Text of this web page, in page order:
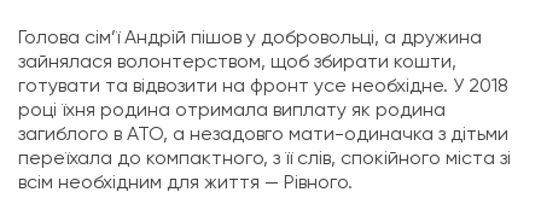
Голова сім’ї Андрій пішов у добровольці, а дружина
зайнялася волонтерством, щоб збирати кошти,
готувати та відвозити на фронт усе необхідне. У 2018
році їхня родина отримала виплату як родина
загиблого в АТО, а незадовго мати-одиначка з дітьми
переїхала до компактного, з її слів, спокійного міста зі
всім необхідним для життя — Рівного.